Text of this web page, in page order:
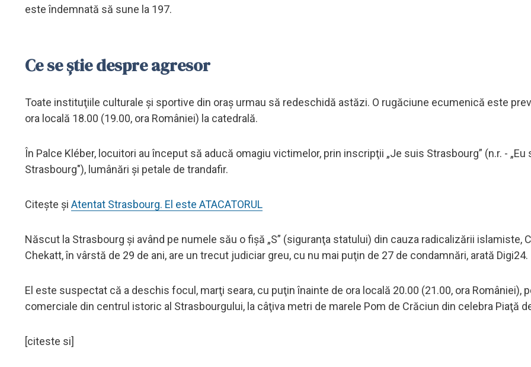
este îndemnată să sune la 197.
Ce se știe despre agresor
Toate instituţiile culturale şi sportive din oraş urmau să redeschidă astăzi. O rugăciune ecumenică este
ora locală 18.00 (19.00, ora României) la catedrală.
În Palce Kléber, locuitori au început să aducă omagiu victimelor, prin inscripţii „Je suis Strasbourg” (n.r. - „Eu
Strasbourg"), lumânări şi petale de trandafir.
Citește și Atentat Strasbourg. El este ATACATORUL
Născut la Strasbourg şi având pe numele său o fişă „S” (siguranţa statului) din cauza radicalizării islamiste,
Chekatt, în vârstă de 29 de ani, are un trecut judiciar greu, cu nu mai puţin de 27 de condamnări, arată Digi24.
El este suspectat că a deschis focul, marţi seara, cu puţin înainte de ora locală 20.00 (21.00, ora României),
comerciale din centrul istoric al Strasbourgului, la câţiva metri de marele Pom de Crăciun din celebra Piaţă
[citeste si]